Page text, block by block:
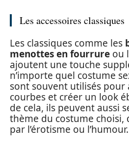
Les accessoires classiques
Les classiques comme les
menottes en fourrure ou
ajoutent une touche
n’importe quel costume
sont souvent utilisés pour
courbes et créer un look
de cela, ils peuvent aussi
thème du costume choisi,
par l’érotisme ou l’humour.